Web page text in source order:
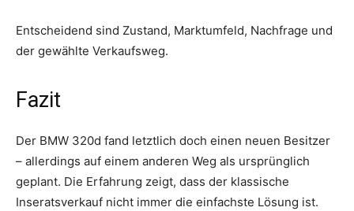
Entscheidend sind Zustand, Marktumfeld, Nachfrage und
der gewählte Verkaufsweg.
Fazit
Der BMW 320d fand letztlich doch einen neuen Besitzer
– allerdings auf einem anderen Weg als ursprünglich
geplant. Die Erfahrung zeigt, dass der klassische
Inseratsverkauf nicht immer die einfachste Lösung ist.